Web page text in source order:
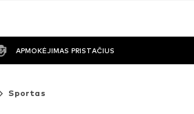
APMOKĖJIMAS PRISTAČIUS
Sportas